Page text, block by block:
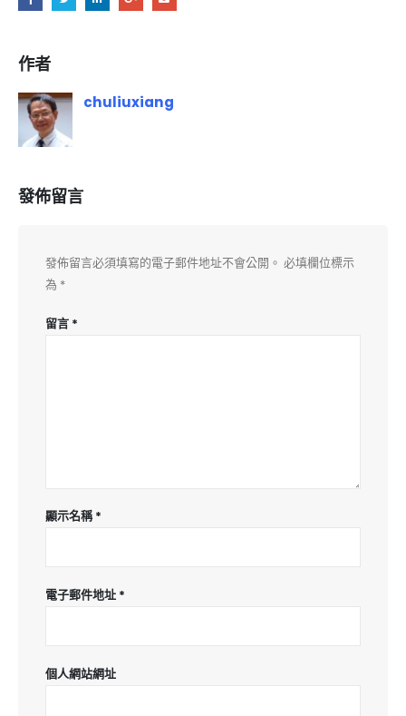
作者
chuliuxiang
發佈留言
發佈留言必須填寫的電子郵件地址不會公開。 必填欄位標示
為 *
留言 *
顯示名稱*
電子郵件地址 *
個人網站網址